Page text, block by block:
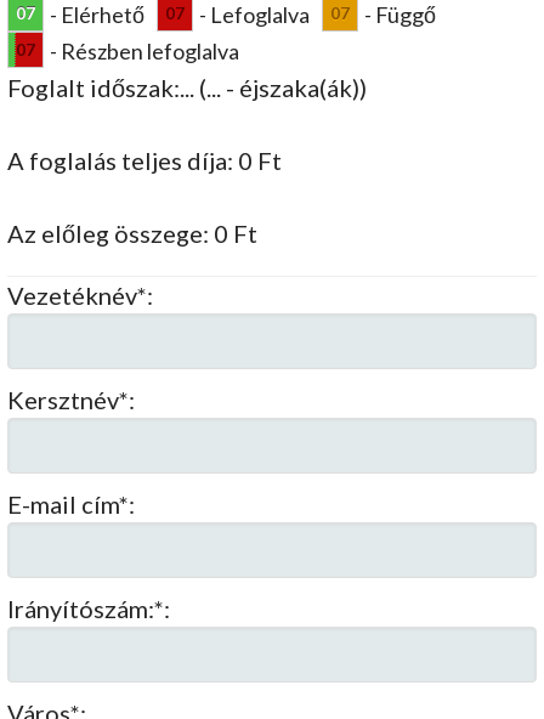
07 - Elérhető 07 - Lefoglalva 07 - Függő
07 - Részben lefoglalva
Foglalt időszak:... (... - éjszaka(ák))
A foglalás teljes díja: 0 Ft
Az előleg összege: 0 Ft
Vezetéknév*:
Kersztnév*:
E-mail cím*:
Irányítószám:*:
Város*: